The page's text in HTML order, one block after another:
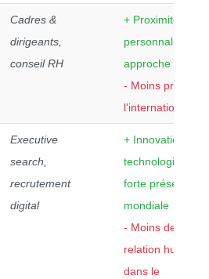
Cadres &
dirigeants,
conseil RH
+ Proximité et
personnalisation,
approche
- Moins présent
l'international
Executive
search,
recrutement
digital
+ Innovation
technologique,
forte présence
mondiale
- Moins de
relation humaine
dans le